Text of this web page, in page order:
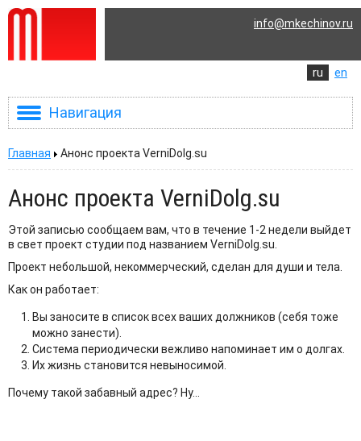
info@mkechinov.ru
ru en
Навигация
Главная Анонс проекта VerniDolg.su
Анонс проекта VerniDolg.su
Этой записью сообщаем вам, что в течение 1-2 недели выйдет
в свет проект студии под названием VerniDolg.su.
Проект небольшой, некоммерческий, сделан для души и тела.
Как он работает:
Вы заносите в список всех ваших должников (себя тоже
можно занести).
Система периодически вежливо напоминает им о долгах.
Их жизнь становится невыносимой.
Почему такой забавный адрес? Ну...